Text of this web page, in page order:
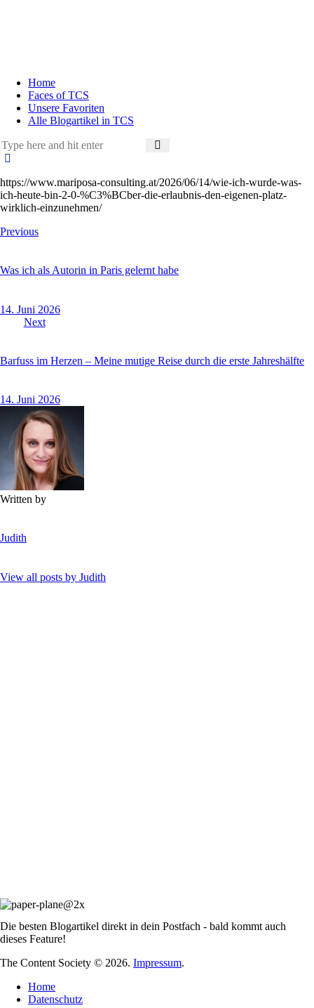
Home
Faces of TCS
Unsere Favoriten
Alle Blogartikel in TCS
https://www.mariposa-consulting.at/2026/06/14/wie-ich-wurde-was-
ich-heute-bin-2-0-%C3%BCber-die-erlaubnis-den-eigenen-platz-
wirklich-einzunehmen/
Beitragsnavigation
Previous
Was ich als Autorin in Paris gelernt habe
14. Juni 2026
Next
Barfuss im Herzen – Meine mutige Reise durch die erste Jahreshälfte
14. Juni 2026
Written by
Judith
View all posts by Judith
Die besten Blogartikel direkt in dein Postfach - bald kommt auch
dieses Feature!
The Content Society © 2026. Impressum.
Home
Datenschutz